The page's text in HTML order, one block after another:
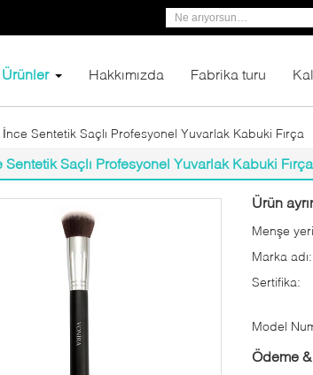
Ürünler Hakkımızda Fabrika turu
Sentetik Saçlı Profesyonel Yuvarlak Kabuki Fırça
Sentetik Saçlı Profesyonel Yuvarlak Kabuki Fırça
Ürün
Menşe
Marka adı:
Sertifika:
Model
Ödeme